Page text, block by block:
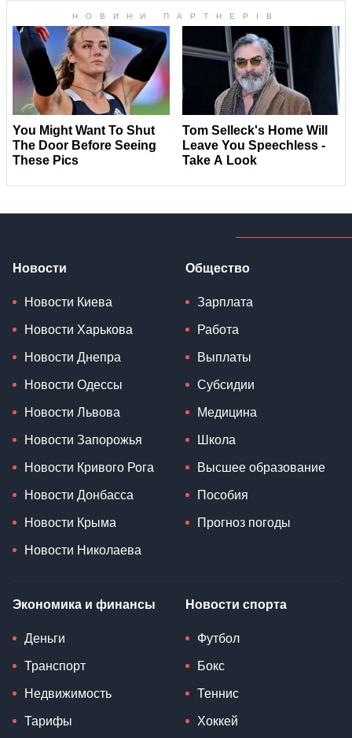
Новости
Новости Киева
Новости Харькова
Новости Днепра
Новости Одессы
Новости Львова
Новости Запорожья
Новости Кривого Рога
Новости Донбасса
Новости Крыма
Новости Николаева
Общество
Зарплата
Работа
Выплаты
Субсидии
Медицина
Школа
Высшее образование
Пособия
Прогноз погоды
Экономика и финансы
Деньги
Транспорт
Недвижимость
Тарифы
Новости спорта
Футбол
Бокс
Теннис
Хоккей